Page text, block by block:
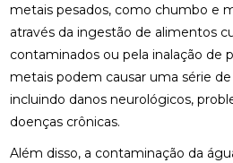
metais pesados, como chumbo e
através da ingestão de alimentos
contaminados ou pela inalação de
metais podem causar uma série
incluindo danos neurológicos,
doenças crônicas.
Além disso, a contaminação da